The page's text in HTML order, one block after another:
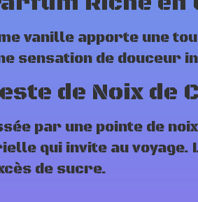
vanille apporte une
sensation de douceur
de Noix de
par une pointe de
qui invite au
de sucre.